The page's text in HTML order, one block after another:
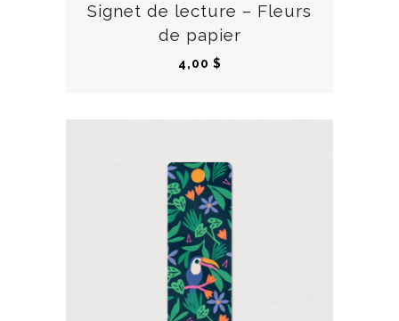
Signet de lecture – Fleurs
de papier
4,00 $